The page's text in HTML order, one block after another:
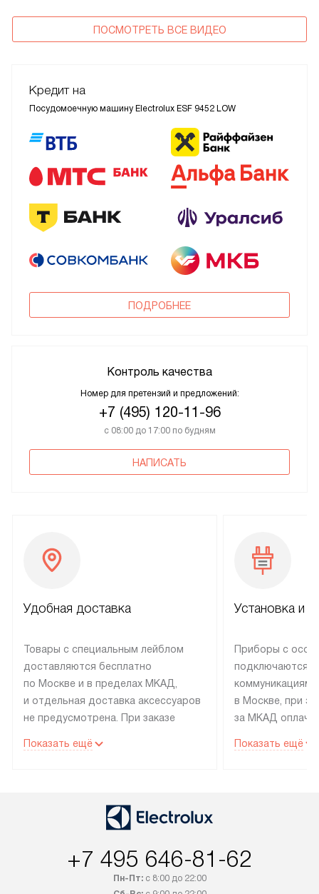
ПОСМОТРЕТЬ ВСЕ ВИДЕО
Кредит на
Посудомоечную машину Electrolux ESF 9452 LOW
ПОДРОБНЕЕ
Контроль качества
Номер для претензий и предложений:
+7 (495) 120-11-96
с 08:00 до 17:00 по будням
НАПИСАТЬ
Удобная доставка
Товары с специальным лейблом
доставляются бесплатно
по Москве и в пределах МКАД,
и отдельная доставка аксессуаров
не предусмотрена. При заказе
рекомендуем обсудить
со статусом «В наличии» могут
быть отправлены покупателю
интересен товар «Под заказ»,
приобретения с менеджером сайта.
Показать ещё
Установка и
Приборы с
подключаются к
коммуникациям
в Москве, при
за МКАД
партнера
по монтажу
Показать ещё
+7 495 646-81-62
Пн-Пт:с 8:00 до 22:00